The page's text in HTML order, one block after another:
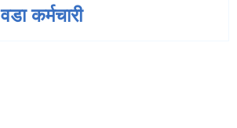
वडा कर्मचारी